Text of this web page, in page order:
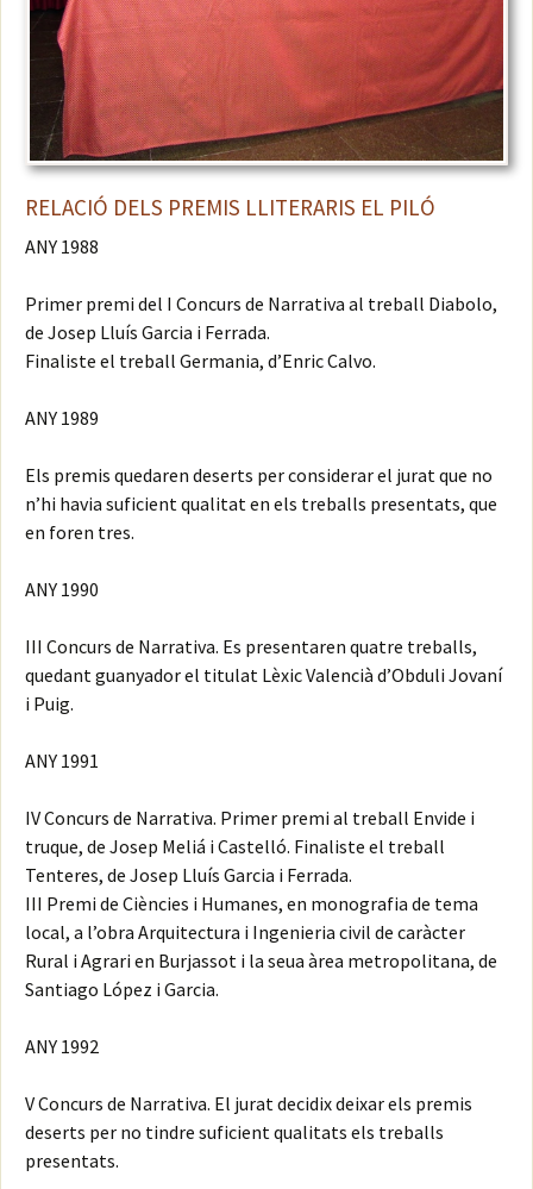
RELACIÓ DELS PREMIS LLITERARIS EL PILÓ
ANY 1988
Primer premi del I Concurs de Narrativa al treball Diabolo,
de Josep Lluís Garcia i Ferrada.
Finaliste el treball Germania, d’Enric Calvo.
ANY 1989
Els premis quedaren deserts per considerar el jurat que no
n’hi havia suficient qualitat en els treballs presentats, que
en foren tres.
ANY 1990
III Concurs de Narrativa. Es presentaren quatre treballs,
quedant guanyador el titulat Lèxic Valencià d’Obduli Jovaní
i Puig.
ANY 1991
IV Concurs de Narrativa. Primer premi al treball Envide i
truque, de Josep Meliá i Castelló. Finaliste el treball
Tenteres, de Josep Lluís Garcia i Ferrada.
III Premi de Ciències i Humanes, en monografia de tema
local, a l’obra Arquitectura i Ingenieria civil de caràcter
Rural i Agrari en Burjassot i la seua àrea metropolitana, de
Santiago López i Garcia.
ANY 1992
V Concurs de Narrativa. El jurat decidix deixar els premis
deserts per no tindre suficient qualitats els treballs
presentats.